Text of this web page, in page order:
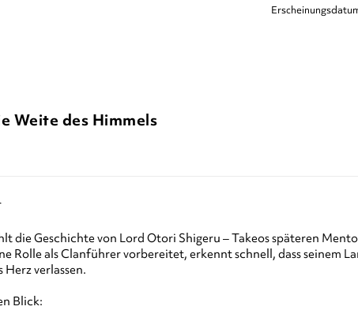
Weite des Himmels
die Geschichte von Lord Otori Shigeru – Takeos späteren
Rolle als Clanführer vorbereitet, erkennt schnell, dass seinem
verlassen.
Blick: